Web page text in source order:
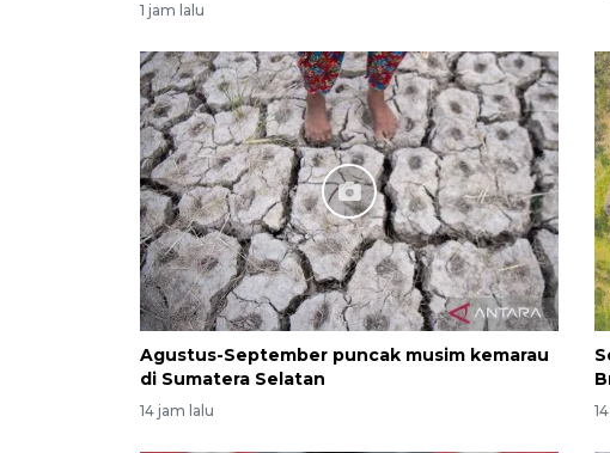
1 jam lalu
Agustus-September puncak musim kemarau
di Sumatera Selatan
14 jam lalu